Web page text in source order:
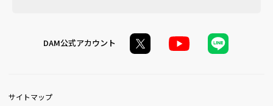
DAM公式アカウント
サイトマップ